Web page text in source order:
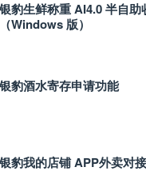
银豹生鲜称重 AI4.0 半自助
（Windows 版）
银豹酒水寄存申请功能
银豹我的店铺 APP外卖对接